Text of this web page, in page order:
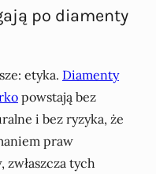
po diamenty
etyka. Diamenty
powstają bez
i bez ryzyka, że
praw
tych